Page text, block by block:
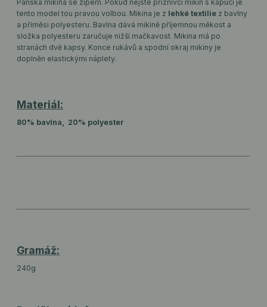
Pánská mikina se zipem. Pokud nejste příznivci mikin s kapucí je
tento model tou pravou volbou. Mikina je z lehké textilie z bavlny
a příměsi polyesteru. Bavlna dává mikině příjemnou měkost a
složka polyesteru zaručuje nižší mačkavost. Mikina má po
stranách dvě kapsy. Konce rukávů a spodní okraj mikiny je
doplněn elastickými náplety.
Materiál:
80% bavlna, 20% polyester
Gramáž:
240g